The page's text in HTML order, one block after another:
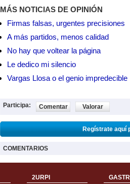
MÁS NOTICIAS DE OPINIÓN
Firmas falsas, urgentes precisiones
A más partidos, menos calidad
No hay que voltear la página
Le dedico mi silencio
Vargas Llosa o el genio impredecible
Participa: Comentar Valorar
Regístrate aquí
COMENTARIOS
2URPI